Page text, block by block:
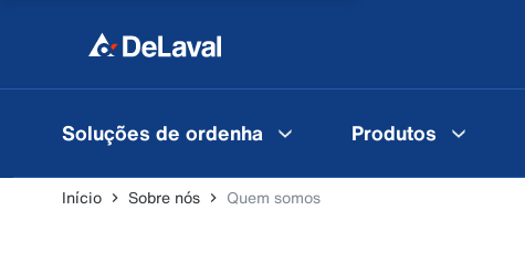
Soluções de ordenha Produtos
Início Sobre nós Quem somos